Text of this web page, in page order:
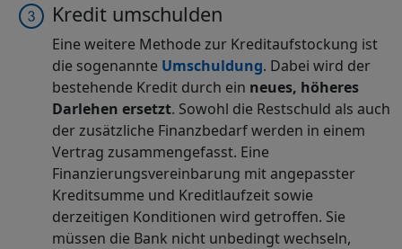
Kredit umschulden
Eine weitere Methode zur Kreditaufstockung ist
die sogenannte Umschuldung. Dabei wird der
bestehende Kredit durch ein neues, höheres
Darlehen ersetzt. Sowohl die Restschuld als auch
der zusätzliche Finanzbedarf werden in einem
Vertrag zusammengefasst. Eine
Finanzierungsvereinbarung mit angepasster
Kreditsumme und Kreditlaufzeit sowie
derzeitigen Konditionen wird getroffen. Sie
müssen die Bank nicht unbedingt wechseln,